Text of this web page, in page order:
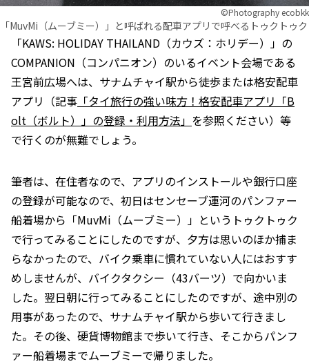
©︎Photography ecobkk
「MuvMi（ムーブミー）」と呼ばれる配車アプリで呼べるトゥクトゥク
「KAWS: HOLIDAY THAILAND（カウズ：ホリデー）」の
COMPANION（コンパニオン）のいるイベント会場である
王宮前広場へは、サナムチャイ駅から徒歩または格安配車
アプリ（記事 「タイ旅行の強い味方！格安配車アプリ「B
olt（ボルト）」の登録・利用方法」 を参照ください）等
で行くのが無難でしょう。
筆者は、在住者なので、アプリのインストールや銀行口座
の登録が可能なので、初日はセンセーブ運河のパンファー
船着場から「MuvMi（ムーブミー）」というトゥクトゥク
で行ってみることにしたのですが、夕方は思いのほか捕ま
らなかったので、バイク乗車に慣れていない人にはおすす
めしませんが、バイクタクシー（43バーツ）で向かいま
した。翌日朝に行ってみることにしたのですが、途中別の
用事があったので、サナムチャイ駅から歩いて行きまし
た。その後、硬貨博物館まで歩いて行き、そこからパンフ
ァー船着場までムーブミーで帰りました。